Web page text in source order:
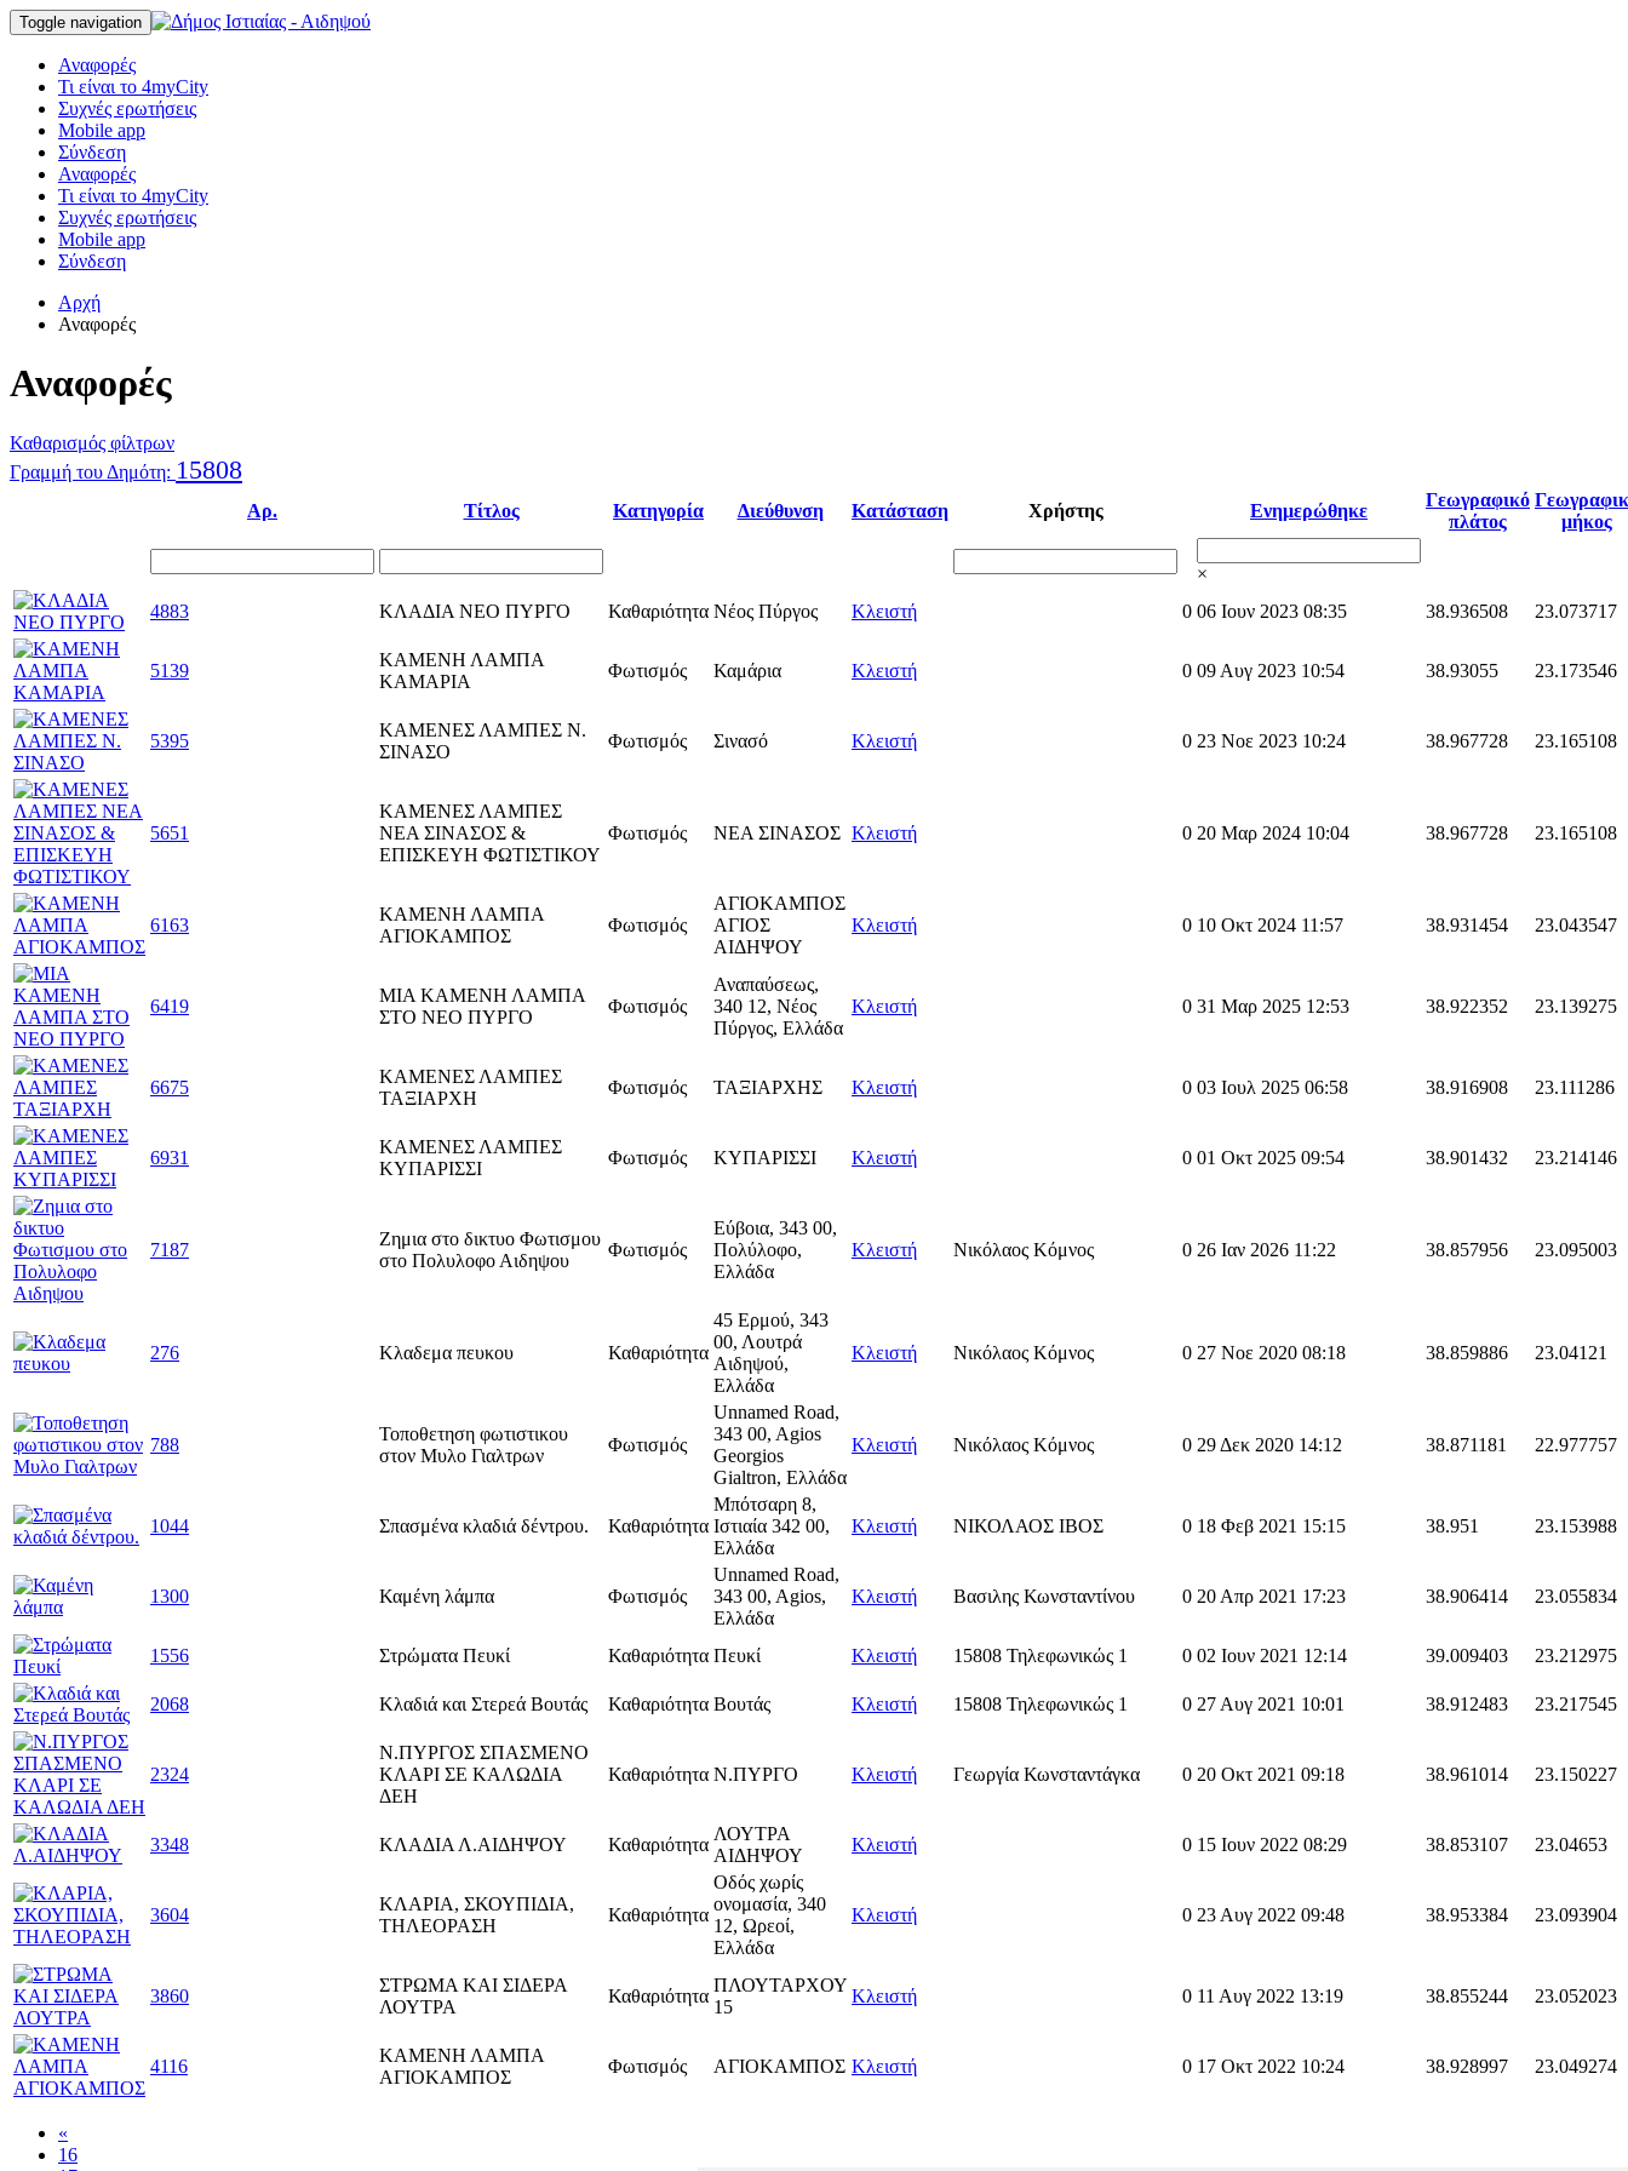
Toggle navigation
Αναφορές
Τι είναι το 4myCity
Συχνές ερωτήσεις
Mobile app
Σύνδεση
Αναφορές
Τι είναι το 4myCity
Συχνές ερωτήσεις
Mobile app
Σύνδεση
Αρχή
Αναφορές
Αναφορές
Καθαρισμός φίλτρων
Γραμμή του Δημότη: 15808
Αρ. Τίτλος Κατηγορία Διεύθυνση Κατάσταση Χρήστης Ενημερώθηκε
Γεωγραφικό
πλάτος
μήκος
×
4883
ΚΛΑΔΙΑ ΝΕΟ ΠΥΡΓΟ Καθαριότητα Νέος Πύργος Κλειστή 0 06 Ιουν 2023 08:35 38.936508 23.073717
5139
ΚΑΜΕΝΗ ΛΑΜΠΑ
ΚΑΜΑΡΙΑ
Φωτισμός Καμάρια Κλειστή 0 09 Αυγ 2023 10:54 38.93055 23.173546
5395
ΚΑΜΕΝΕΣ ΛΑΜΠΕΣ Ν.
ΣΙΝΑΣΟ
Φωτισμός Σινασό Κλειστή 0 23 Νοε 2023 10:24 38.967728 23.165108
5651
ΚΑΜΕΝΕΣ ΛΑΜΠΕΣ
ΝΕΑ ΣΙΝΑΣΟΣ &
ΕΠΙΣΚΕΥΗ ΦΩΤΙΣΤΙΚΟΥ
Φωτισμός ΝΕΑ ΣΙΝΑΣΟΣ Κλειστή 0 20 Μαρ 2024 10:04 38.967728 23.165108
6163
ΚΑΜΕΝΗ ΛΑΜΠΑ
ΑΓΙΟΚΑΜΠΟΣ
Φωτισμός
ΑΓΙΟΚΑΜΠΟΣ
ΑΓΙΟΣ
ΑΙΔΗΨΟΥ
Κλειστή 0 10 Οκτ 2024 11:57 38.931454 23.043547
6419
ΜΙΑ ΚΑΜΕΝΗ ΛΑΜΠΑ
ΣΤΟ ΝΕΟ ΠΥΡΓΟ
Φωτισμός
Αναπαύσεως,
340 12, Νέος
Πύργος, Ελλάδα
Κλειστή 0 31 Μαρ 2025 12:53 38.922352 23.139275
6675
ΚΑΜΕΝΕΣ ΛΑΜΠΕΣ
ΤΑΞΙΑΡΧΗ
Φωτισμός ΤΑΞΙΑΡΧΗΣ Κλειστή 0 03 Ιουλ 2025 06:58 38.916908 23.111286
6931
ΚΑΜΕΝΕΣ ΛΑΜΠΕΣ
ΚΥΠΑΡΙΣΣΙ
Φωτισμός ΚΥΠΑΡΙΣΣΙ Κλειστή 0 01 Οκτ 2025 09:54 38.901432 23.214146
7187
Ζημια στο δικτυο Φωτισμου
στο Πολυλοφο Αιδηψου
Φωτισμός
Εύβοια, 343 00,
Πολύλοφο,
Ελλάδα
Κλειστή Νικόλαος Κόμνος 0 26 Ιαν 2026 11:22 38.857956 23.095003
276 Κλαδεμα πευκου Καθαριότητα
45 Ερμού, 343
00, Λουτρά
Αιδηψού,
Ελλάδα
Κλειστή Νικόλαος Κόμνος 0 27 Νοε 2020 08:18 38.859886 23.04121
788
Τοποθετηση φωτιστικου
στον Μυλο Γιαλτρων
Φωτισμός
Unnamed Road,
343 00, Agios
Georgios
Gialtron, Ελλάδα
Κλειστή Νικόλαος Κόμνος 0 29 Δεκ 2020 14:12 38.871181 22.977757
1044 Σπασμένα κλαδιά δέντρου. Καθαριότητα
Μπότσαρη 8,
Ιστιαία 342 00,
Ελλάδα
Κλειστή ΝΙΚΟΛΑΟΣ ΙΒΟΣ 0 18 Φεβ 2021 15:15 38.951 23.153988
1300 Καμένη λάμπα Φωτισμός
Unnamed Road,
343 00, Agios,
Ελλάδα
Κλειστή Βασιλης Κωνσταντίνου 0 20 Απρ 2021 17:23 38.906414 23.055834
1556 Στρώματα Πευκί Καθαριότητα Πευκί Κλειστή 15808 Τηλεφωνικώς 1 0 02 Ιουν 2021 12:14 39.009403 23.212975
2068 Κλαδιά και Στερεά Βουτάς Καθαριότητα Βουτάς Κλειστή 15808 Τηλεφωνικώς 1 0 27 Αυγ 2021 10:01 38.912483 23.217545
2324
Ν.ΠΥΡΓΟΣ ΣΠΑΣΜΕΝΟ
ΚΛΑΡΙ ΣΕ ΚΑΛΩΔΙΑ
ΔΕΗ
Καθαριότητα Ν.ΠΥΡΓΟ Κλειστή Γεωργία Κωνσταντάγκα 0 20 Οκτ 2021 09:18 38.961014 23.150227
3348 ΚΛΑΔΙΑ Λ.ΑΙΔΗΨΟΥ Καθαριότητα
ΛΟΥΤΡΑ
ΑΙΔΗΨΟΥ
Κλειστή 0 15 Ιουν 2022 08:29 38.853107 23.04653
3604
ΚΛΑΡΙΑ, ΣΚΟΥΠΙΔΙΑ,
ΤΗΛΕΟΡΑΣΗ
Καθαριότητα
Οδός χωρίς
ονομασία, 340
12, Ωρεοί,
Ελλάδα
Κλειστή 0 23 Αυγ 2022 09:48 38.953384 23.093904
3860
ΣΤΡΩΜΑ ΚΑΙ ΣΙΔΕΡΑ
ΛΟΥΤΡΑ
Καθαριότητα
ΠΛΟΥΤΑΡΧΟΥ
15
Κλειστή 0 11 Αυγ 2022 13:19 38.855244 23.052023
4116
ΚΑΜΕΝΗ ΛΑΜΠΑ
ΑΓΙΟΚΑΜΠΟΣ
Φωτισμός ΑΓΙΟΚΑΜΠΟΣ Κλειστή 0 17 Οκτ 2022 10:24 38.928997 23.049274
«
16